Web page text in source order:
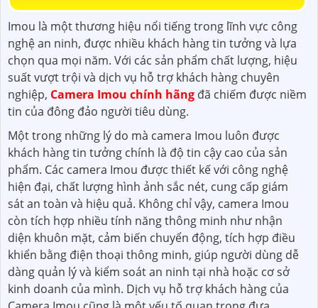
Imou là một thương hiệu nổi tiếng trong lĩnh vực công
nghệ an ninh, được nhiều khách hàng tin tưởng và lựa
chọn qua mọi năm. Với các sản phẩm chất lượng, hiệu
suất vượt trội và dịch vụ hỗ trợ khách hàng chuyên
nghiệp, Camera Imou chính hãng đã chiếm được niềm
tin của đông đảo người tiêu dùng.
Một trong những lý do mà camera Imou luôn được
khách hàng tin tưởng chính là độ tin cậy cao của sản
phẩm. Các camera Imou được thiết kế với công nghệ
hiện đại, chất lượng hình ảnh sắc nét, cung cấp giám
sát an toàn và hiệu quả. Không chỉ vậy, camera Imou
còn tích hợp nhiều tính năng thông minh như nhận
diện khuôn mặt, cảm biến chuyển động, tích hợp điều
khiển bằng điện thoại thông minh, giúp người dùng dễ
dàng quản lý và kiểm soát an ninh tại nhà hoặc cơ sở
kinh doanh của mình. Dịch vụ hỗ trợ khách hàng của